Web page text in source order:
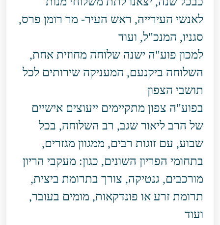
לאנשי העירייה, ראש העיר- מר רומן פרס,
סגניו, המנכ"ל, ועוד
למכון פוע"ה ישנה שלוחה מחוזית אחת,
השלוחה ביקנעם, המעניקה שירותים לכל
תושבי הצפון
בפוע"ה צפון מתקיימים ייעוצים אישיים
של הרב ליאור שגב, רב השלוחה, בכל
שבוע, עם זוגות רבים, ממגוון מגזרים,
בתחומי הפריון השונים, כגון: מעקבי הריון
מורכבים, גנטיקה, צורך בתרומת ביצית,
תרומת זרע או פונדקאות, מומים בעובר,
ועוד